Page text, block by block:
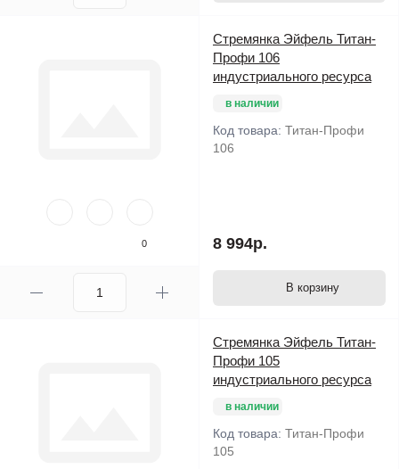
0
Стремянка Эйфель Титан-
Профи 106
индустриального ресурса
в наличии
Код товара: Титан-Профи
106
8 994р.
В корзину
Стремянка Эйфель Титан-
Профи 105
индустриального ресурса
в наличии
Код товара: Титан-Профи
105